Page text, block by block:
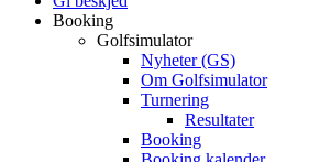
Booking
Golfsimulator
Nyheter (GS)
Om Golfsimulator
Turnering
Resultater
Booking